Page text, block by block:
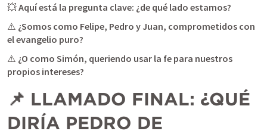
💥 Aquí está la pregunta clave: ¿de qué lado estamos?
⚠️ ¿Somos como Felipe, Pedro y Juan, comprometidos con
el evangelio puro?
⚠️ ¿O como Simón, queriendo usar la fe para nuestros
propios intereses?
📌 LLAMADO FINAL: ¿QUÉ
DIRÍA PEDRO DE